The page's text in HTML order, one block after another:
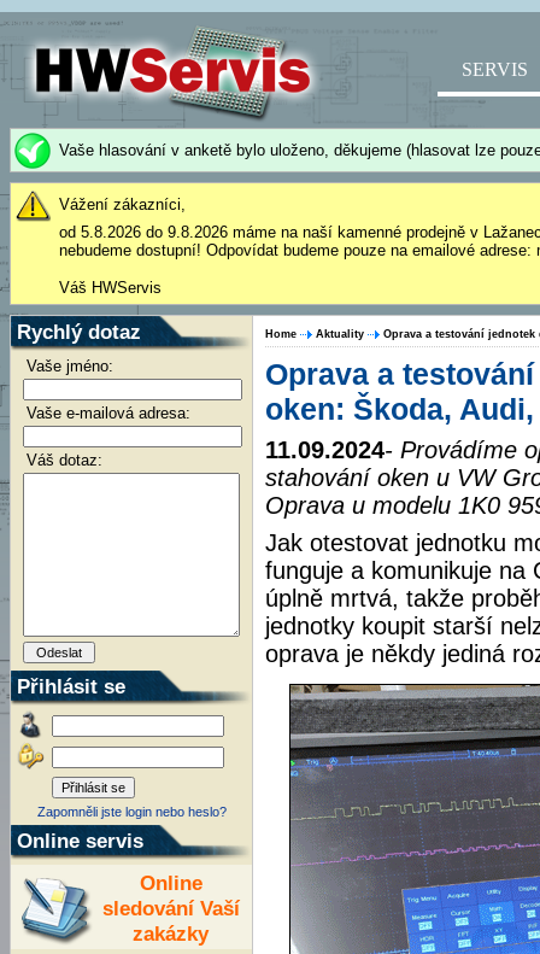
SERVIS
Vaše hlasování v anketě bylo uloženo, děkujeme (hlasovat lze
Vážení zákazníci,
od 5.8.2026 do 9.8.2026 máme na naší kamenné prodejně v
nebudeme dostupní! Odpovídat budeme pouze na emailové
Váš HWServis
Rychlý dotaz
Vaše jméno:
Vaše e-mailová adresa:
Váš dotaz:
Přihlásit se
Zapomněli jste login nebo heslo?
Online servis
Online
sledování Vaší
zakázky
Home Aktuality Oprava a testování
Oprava a
oken: Škoda, Audi,
11.09.2024- Provádíme
stahování oken u VW
Oprava u modelu 1K0
Jak otestovat jednotku
funguje a komunikuje na
úplně mrtvá, takže
jednotky koupit starší
oprava je někdy jediná